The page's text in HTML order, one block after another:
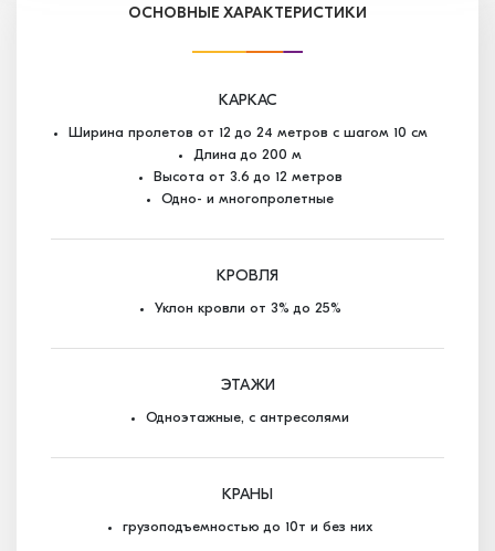
ОСНОВНЫЕ ХАРАКТЕРИСТИКИ
КАРКАС
Ширина пролетов от 12 до 24 метров с шагом 10 см
Длина до 200 м
Высота от 3.6 до 12 метров
Одно- и многопролетные
КРОВЛЯ
Уклон кровли от 3% до 25%
ЭТАЖИ
Одноэтажные, с антресолями
КРАНЫ
грузоподъемностью до 10т и без них